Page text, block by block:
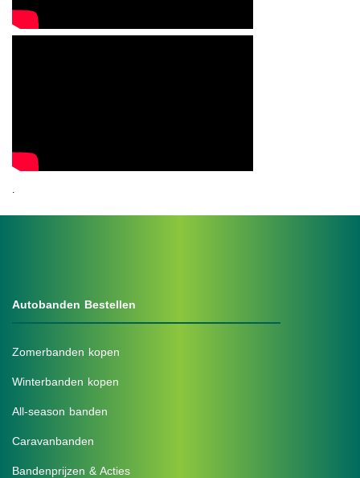
.
Autobanden Bestellen
Zomerbanden kopen
Winterbanden kopen
All-season banden
Caravanbanden
Bandenprijzen & Acties